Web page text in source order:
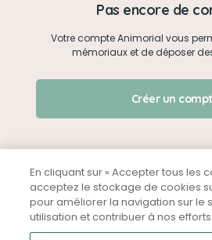
Créer un
Qui sommes-
Nous
Partager sur
Je me
Pas encore de
Votre compte Animorial vous
mémoriaux et de déposer
Créer un
Mentions légales CGU
En cliquant sur « Accepter tous les
acceptez le stockage de cookies
pour améliorer la navigation sur le
utilisation et contribuer à nos